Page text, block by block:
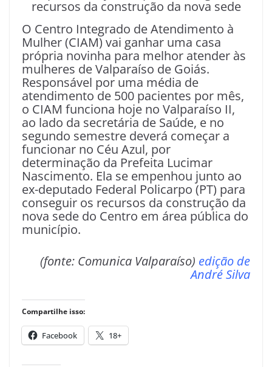
recursos da construção da nova sede
O Centro Integrado de Atendimento à
Mulher (CIAM) vai ganhar uma casa
própria novinha para melhor atender às
mulheres de Valparaíso de Goiás.
Responsável por uma média de
atendimento de 500 pacientes por mês,
o CIAM funciona hoje no Valparaíso II,
ao lado da secretária de Saúde, e no
segundo semestre deverá começar a
funcionar no Céu Azul, por
determinação da Prefeita Lucimar
Nascimento. Ela se empenhou junto ao
ex-deputado Federal Policarpo (PT) para
conseguir os recursos da construção da
nova sede do Centro em área pública do
município.
(fonte: Comunica Valparaíso) edição de
André Silva
Compartilhe isso:
Facebook 18+